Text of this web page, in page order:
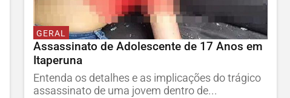
GERAL
Assassinato de Adolescente de 17 Anos em
Itaperuna
Entenda os detalhes e as implicações do trágico
assassinato de uma jovem dentro de...